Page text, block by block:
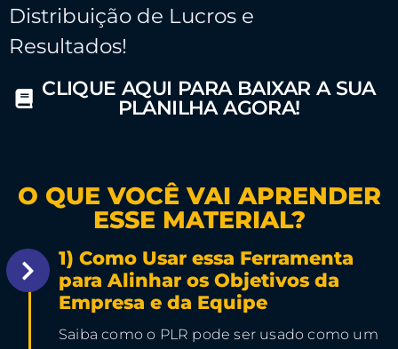
Distribuição de Lucros e
Resultados!
CLIQUE AQUI PARA BAIXAR A SUA
PLANILHA AGORA!
O QUE VOCÊ VAI APRENDER
ESSE MATERIAL?
1) Como Usar essa Ferramenta
para Alinhar os Objetivos da
Empresa e da Equipe
Saiba como o PLR pode ser usado como um